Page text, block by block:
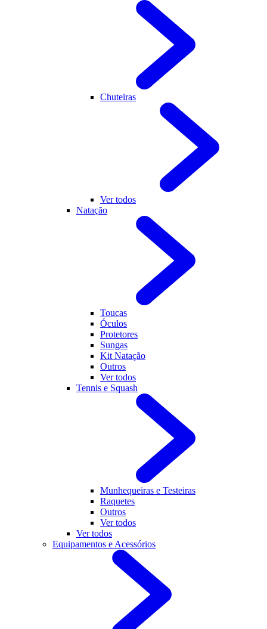
Chuteiras
Ver todos
Natação
Toucas
Óculos
Protetores
Sungas
Kit Natação
Outros
Ver todos
Tennis e Squash
Munhequeiras e Testeiras
Raquetes
Outros
Ver todos
Ver todos
Equipamentos e Acessórios